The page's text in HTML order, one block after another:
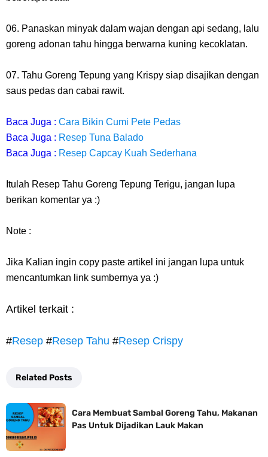
06. Panaskan minyak dalam wajan dengan api sedang, lalu
goreng adonan tahu hingga berwarna kuning kecoklatan.
07. Tahu Goreng Tepung yang Krispy siap disajikan dengan
saus pedas dan cabai rawit.
Baca Juga : Cara Bikin Cumi Pete Pedas
Baca Juga : Resep Tuna Balado
Baca Juga : Resep Capcay Kuah Sederhana
Itulah Resep Tahu Goreng Tepung Terigu, jangan lupa
berikan komentar ya :)
Note :
Jika Kalian ingin copy paste artikel ini jangan lupa untuk
mencantumkan link sumbernya ya :)
Artikel terkait :
#Resep #Resep Tahu #Resep Crispy
Related Posts
Cara Membuat Sambal Goreng Tahu, Makanan
Pas Untuk Dijadikan Lauk Makan